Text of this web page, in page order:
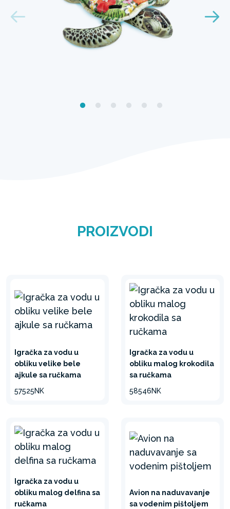
PROIZVODI
Igračka za vodu u
obliku velike bele
ajkule sa ručkama
57525NK
Igračka za vodu u
obliku malog krokodila
sa ručkama
58546NK
Igračka za vodu u
obliku malog delfina sa
ručkama
Avion na naduvavanje
sa vodenim pištoljem